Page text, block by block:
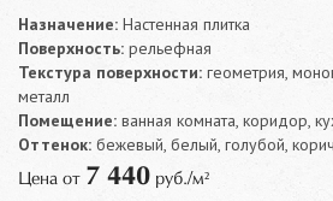
Назначение: Настенная плитка
Поверхность: рельефная
Текстура поверхности: геометрия,
металл
Помещение: ванная комната, коридор,
Оттенок: бежевый, белый, голубой,
Цена от 7 440 руб./м²